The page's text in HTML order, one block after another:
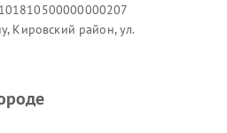
Кировский район, ул.